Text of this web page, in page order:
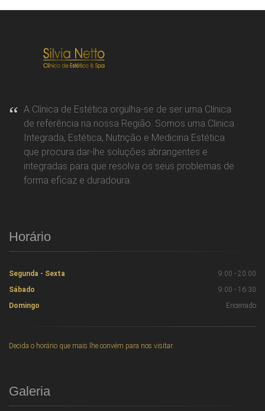
A Clínica de Estética orgulha-se de ser uma Clínica
de referência na nossa Região. Somos uma Clinica
Integrada, Estética, Nutrição e Medicina Estética
que procura dar-lhe soluções abrangentes e
integradas para que resolva os seus problemas de
forma eficaz e duradoura.
Horário
Segunda - Sexta
9:00 - 20:00
Sábado
9:00 - 16:30
Domingo
Encerrado
Decida o horário que mais lhe convém para nos visitar.
Galeria